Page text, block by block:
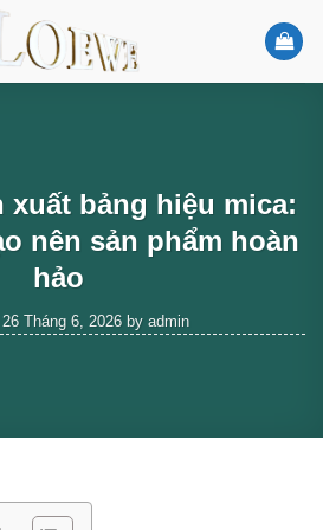
xuất bảng hiệu mica:
nên sản phẩm hoàn
hảo
26 Tháng 6, 2026by admin